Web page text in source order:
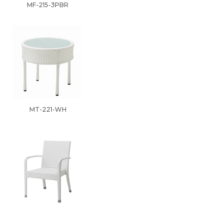
MF-215-3PBR
MT-221-WH